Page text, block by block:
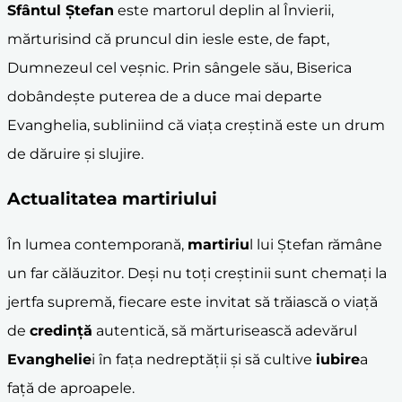
Sfântul Ștefan este martorul deplin al Învierii,
mărturisind că pruncul din iesle este, de fapt,
Dumnezeul cel veșnic. Prin sângele său, Biserica
dobândește puterea de a duce mai departe
Evanghelia, subliniind că viața creștină este un drum
de dăruire și slujire.
Actualitatea martiriului
În lumea contemporană, martiriu l lui Ștefan rămâne
un far călăuzitor. Deși nu toți creștinii sunt chemați la
jertfa supremă, fiecare este invitat să trăiască o viață
de credință autentică, să mărturisească adevărul
Evangheliei în fața nedreptății și să cultive iubirea
față de aproapele.